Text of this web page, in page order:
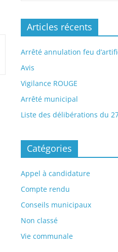
Articles récents
Arrêté annulation feu
Avis
Vigilance ROUGE
Arrêté municipal
Liste des délibérations du
Catégories
Appel à candidature
Compte rendu
Conseils municipaux
Non classé
Vie communale